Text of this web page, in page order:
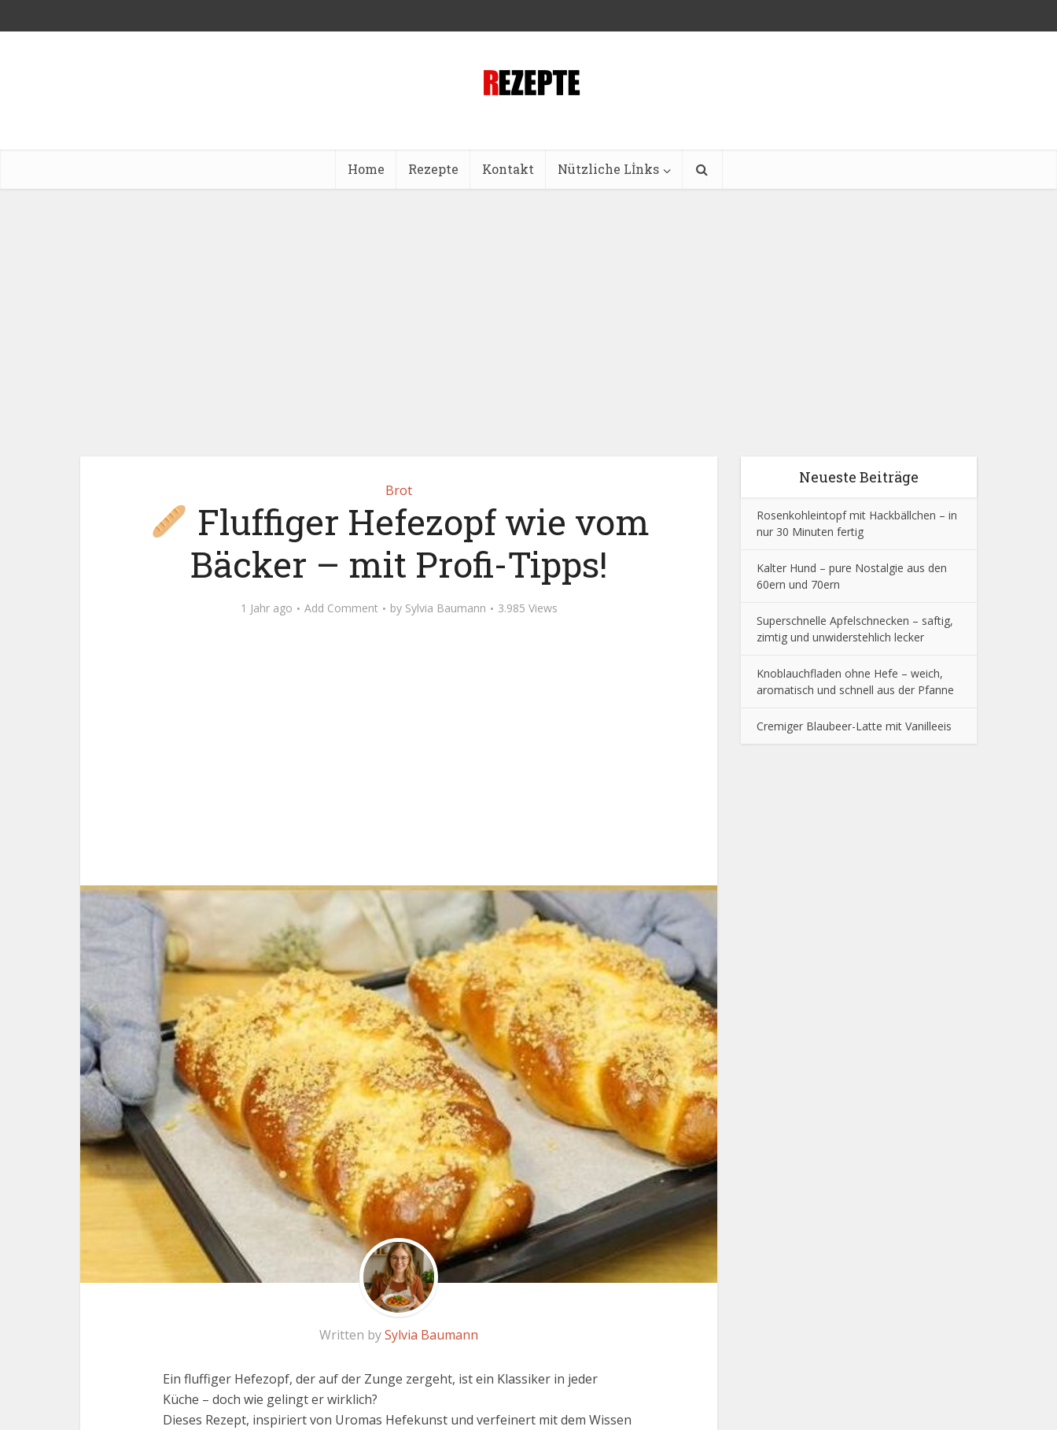
Home Rezepte Kontakt Nützliche Lİnks
Brot
Fluffiger Hefezopf wie vom
Bäcker – mit Profi-Tipps!
1 Jahr ago Add Comment by Sylvia Baumann 3.985 Views
Written bySylvia Baumann
Ein fluffiger Hefezopf, der auf der Zunge zergeht, ist ein Klassiker in jeder
Küche – doch wie gelingt er wirklich?
Dieses Rezept, inspiriert von Uromas Hefekunst und verfeinert mit dem Wissen
Neueste Beiträge
Rosenkohleintopf mit Hackbällchen – in
nur 30 Minuten fertig
Kalter Hund – pure Nostalgie aus den
60ern und 70ern
Superschnelle Apfelschnecken – saftig,
zimtig und unwiderstehlich lecker
Knoblauchfladen ohne Hefe – weich,
aromatisch und schnell aus der Pfanne
Cremiger Blaubeer-Latte mit Vanilleeis